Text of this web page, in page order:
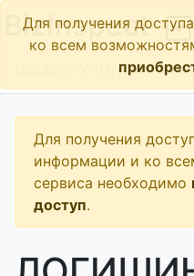
BizInspect
Для получения
ко всем
Для получения
информации и ко
сервиса необходимо
доступ.